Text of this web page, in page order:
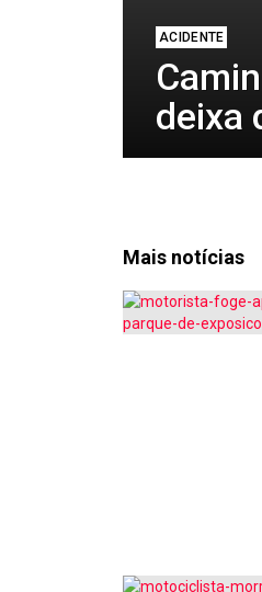
ACIDENTE
deixa
Mais notícias